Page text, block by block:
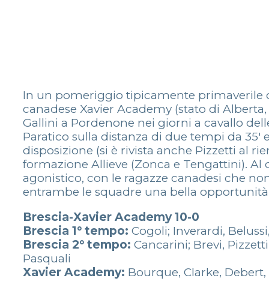
In un pomeriggio tipicamente primaverile
canadese Xavier Academy (stato di
Gallini a Pordenone nei giorni a cavallo
Paratico sulla distanza di due tempi da
disposizione (si è rivista anche Pizzetti al
formazione Allieve (Zonca e Tengattini).
agonistico, con le ragazze canadesi che
entrambe le squadre una bella
Brescia-Xavier Academy 10-0
Brescia 1° tempo: Cogoli; Inverardi,
Brescia 2° tempo: Cancarini; Brevi,
Pasquali
Xavier Academy: Bourque, Clarke,